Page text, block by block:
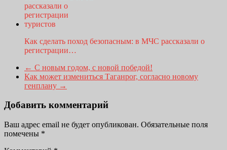
Как сделать поход безопасным: в МЧС рассказали о
регистрации…
← С новым годом, с новой победой!
Как может измениться Таганрог, согласно новому
генплану →
Добавить комментарий
Ваш адрес email не будет опубликован. Обязательные поля
помечены *